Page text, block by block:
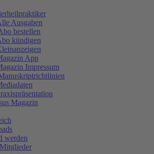
Ausgaben
bestellen
kündigen
App
Impressum
Magazin
werden